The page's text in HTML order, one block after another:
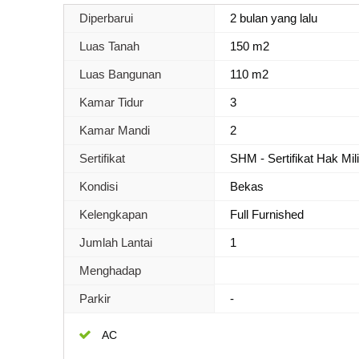
Diperbarui 2 bulan yang lalu
Luas Tanah 150 m2
Luas Bangunan 110 m2
Kamar Tidur 3
Kamar Mandi 2
Sertifikat SHM - Sertifikat Hak
Kondisi Bekas
Kelengkapan Full Furnished
Jumlah Lantai 1
Menghadap
Parkir -
AC